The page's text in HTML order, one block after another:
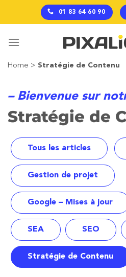
01 83 64 60 90
Home > Stratégie de Contenu
– Bienvenue sur
Stratégie de
Tous les articles
Gestion de projet
Google – Mises à jour
SEA SEO
Stratégie de Contenu